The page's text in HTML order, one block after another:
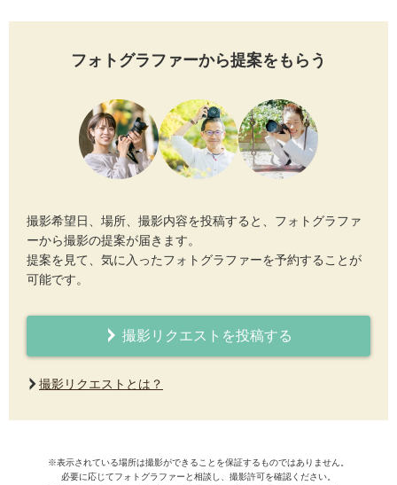
フォトグラファーから提案をもらう
撮影希望日、場所、撮影内容を投稿すると、フォトグラファ
ーから撮影の提案が届きます。
提案を見て、気に入ったフォトグラファーを予約することが
可能です。
撮影リクエストを投稿する
撮影リクエストとは？
※表示されている場所は撮影ができることを保証するものではありません。
必要に応じてフォトグラファーと相談し、撮影許可を確認ください。